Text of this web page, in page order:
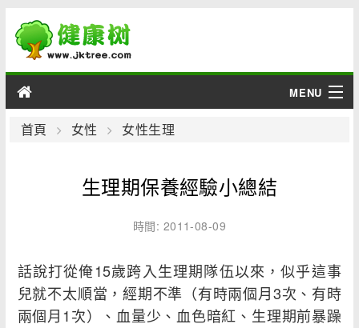
MENU
男性
綜合
首頁 女性 女性生理
生理期保養經驗小總結
時間: 2011-08-09
話說打從俺15歲跨入生理期隊伍以來，似乎這事
兒就不太順當，經期不準（有時兩個月3次、有時
兩個月1次）、血量少、血色暗紅、生理期前暴躁